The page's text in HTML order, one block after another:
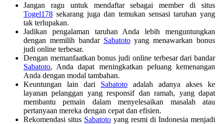
Jangan ragu untuk mendaftar sebagai member di situs
Togel178 sekarang juga dan temukan sensasi taruhan yang
tak terlupakan.
Jadikan pengalaman taruhan Anda lebih menguntungkan
dengan memilih bandar Sabatotoyang menawarkan bonus
judi online terbesar.
Dengan memanfaatkan bonus judi online terbesar dari bandar
Sabatoto, Anda dapat meningkatkan peluang kemenangan
Anda dengan modal tambahan.
Keuntungan lain dari Sabatoto adalah adanya akses ke
layanan pelanggan yang responsif dan ramah, yang dapat
membantu pemain dalam menyelesaikan masalah atau
pertanyaan mereka dengan cepat dan efisien.
Rekomendasi situs Sabatoto yang resmi di Indonesia menjadi